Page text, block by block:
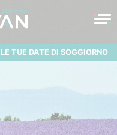
LE TUE DATE DI SOGGIORNO